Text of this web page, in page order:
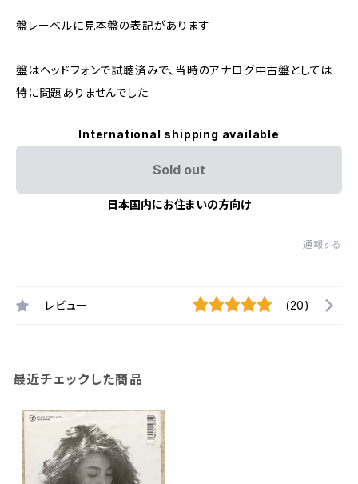
盤レーベルに見本盤の表記があります
盤はヘッドフォンで試聴済みで、当時のアナログ中古盤としては
特に問題ありませんでした
International shipping available
Sold out
日本国内にお住まいの方向け
通報する
レビュー (20)
最近チェックした商品